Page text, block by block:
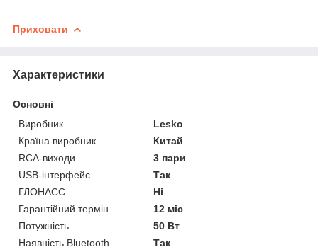
Приховати
Характеристики
Основні
Виробник
Lesko
Країна виробник
Китай
RCA-виходи
3 пари
USB-інтерфейс
Так
ГЛОНАСС
Ні
Гарантійний термін
12 міс
Потужність
50 Вт
Наявність Bluetooth
Так